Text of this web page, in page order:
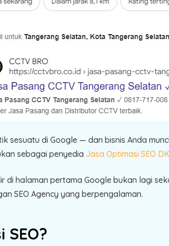
sesuatu di Google — dan bisnis Anda
sebagai penyedia Jasa Optimasi SEO
di halaman pertama Google bukan lagi
SEO Agency yang berpengalaman.